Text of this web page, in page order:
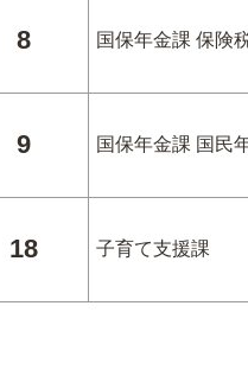
8 国保年金課 保険
9 国保年金課 国民
18 子育て支援課